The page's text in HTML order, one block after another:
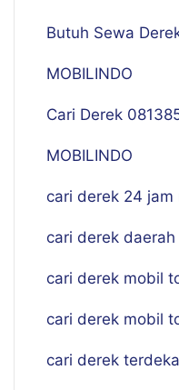
Butuh Sewa
MOBILINDO
Cari Derek
MOBILINDO
cari derek 24 jam
cari derek
cari derek mobil
cari derek mobil
cari derek